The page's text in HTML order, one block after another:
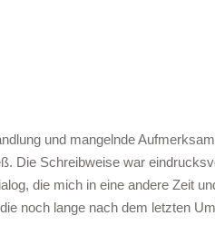
und mangelnde
Die Schreibweise war
die mich in eine andere Zeit
noch lange nach dem letzten